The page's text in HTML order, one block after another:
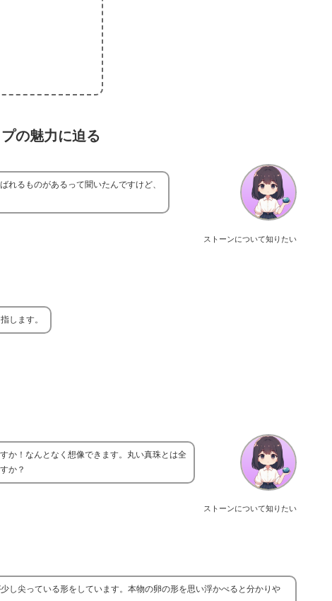
の魅力に迫る
ストーンについて知りたい
れるものがあるって聞いたんですけど、
します。
ストーンについて知りたい
か！なんとなく想像できます。丸い真珠とは全
か？
し尖っている形をしています。本物の卵の形を思い浮かべると分かりや